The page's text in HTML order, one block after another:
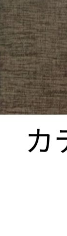
A65A-